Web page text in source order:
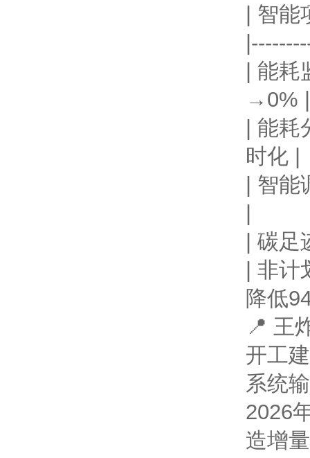
| 智
| 能
→0% |
| 能
时化 |
| 智
| 碳
| 非
降低
📍 王
开工
系统
2026
造增